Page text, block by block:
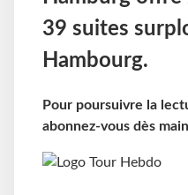
39 suites
Hambourg.
Pour poursuivre la
abonnez-vous dès